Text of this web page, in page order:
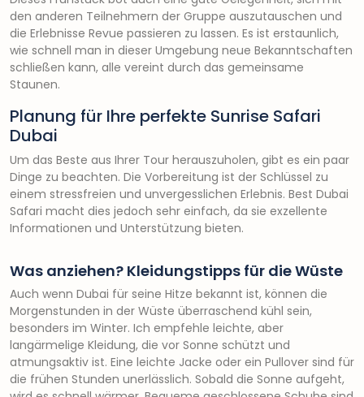
den anderen Teilnehmern der Gruppe auszutauschen und
die Erlebnisse Revue passieren zu lassen. Es ist erstaunlich,
wie schnell man in dieser Umgebung neue Bekanntschaften
schließen kann, alle vereint durch das gemeinsame
Staunen.
Planung für Ihre perfekte Sunrise Safari
Dubai
Um das Beste aus Ihrer Tour herauszuholen, gibt es ein paar
Dinge zu beachten. Die Vorbereitung ist der Schlüssel zu
einem stressfreien und unvergesslichen Erlebnis. Best Dubai
Safari macht dies jedoch sehr einfach, da sie exzellente
Informationen und Unterstützung bieten.
Was anziehen? Kleidungstipps für die Wüste
Auch wenn Dubai für seine Hitze bekannt ist, können die
Morgenstunden in der Wüste überraschend kühl sein,
besonders im Winter. Ich empfehle leichte, aber
langärmelige Kleidung, die vor Sonne schützt und
atmungsaktiv ist. Eine leichte Jacke oder ein Pullover sind für
die frühen Stunden unerlässlich. Sobald die Sonne aufgeht,